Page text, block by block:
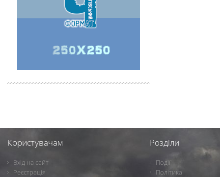
Користувачам
Вхід на сайт
Реєстрація
Розділи
Події
Політика